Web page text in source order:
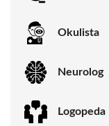
Okulista
Neurolog
Logopeda